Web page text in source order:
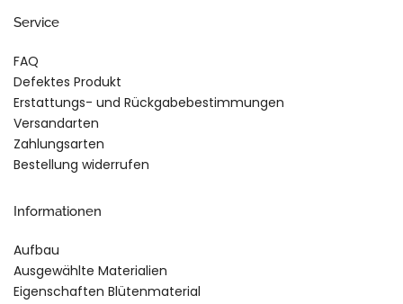
Service
FAQ
Defektes Produkt
Erstattungs- und Rückgabebestimmungen
Versandarten
Zahlungsarten
Bestellung widerrufen
Informationen
Aufbau
Ausgewählte Materialien
Eigenschaften Blütenmaterial